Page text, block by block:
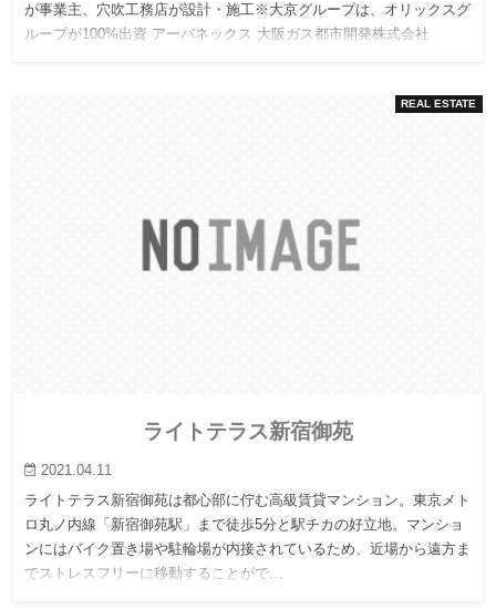
が事業主、穴吹工務店が設計・施工※大京グループは、オリックスグ
ループが100%出資 アーバネックス 大阪ガス都市開発株式会社
REAL ESTATE
ライトテラス新宿御苑
2021.04.11
ライトテラス新宿御苑は都心部に佇む高級賃貸マンション。東京メト
ロ丸ノ内線「新宿御苑駅」まで徒歩5分と駅チカの好立地。マンショ
ンにはバイク置き場や駐輪場が内接されているため、近場から遠方ま
でストレスフリーに移動することがで…